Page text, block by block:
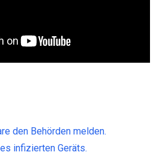
den Behörden melden.
infizierten Geräts.